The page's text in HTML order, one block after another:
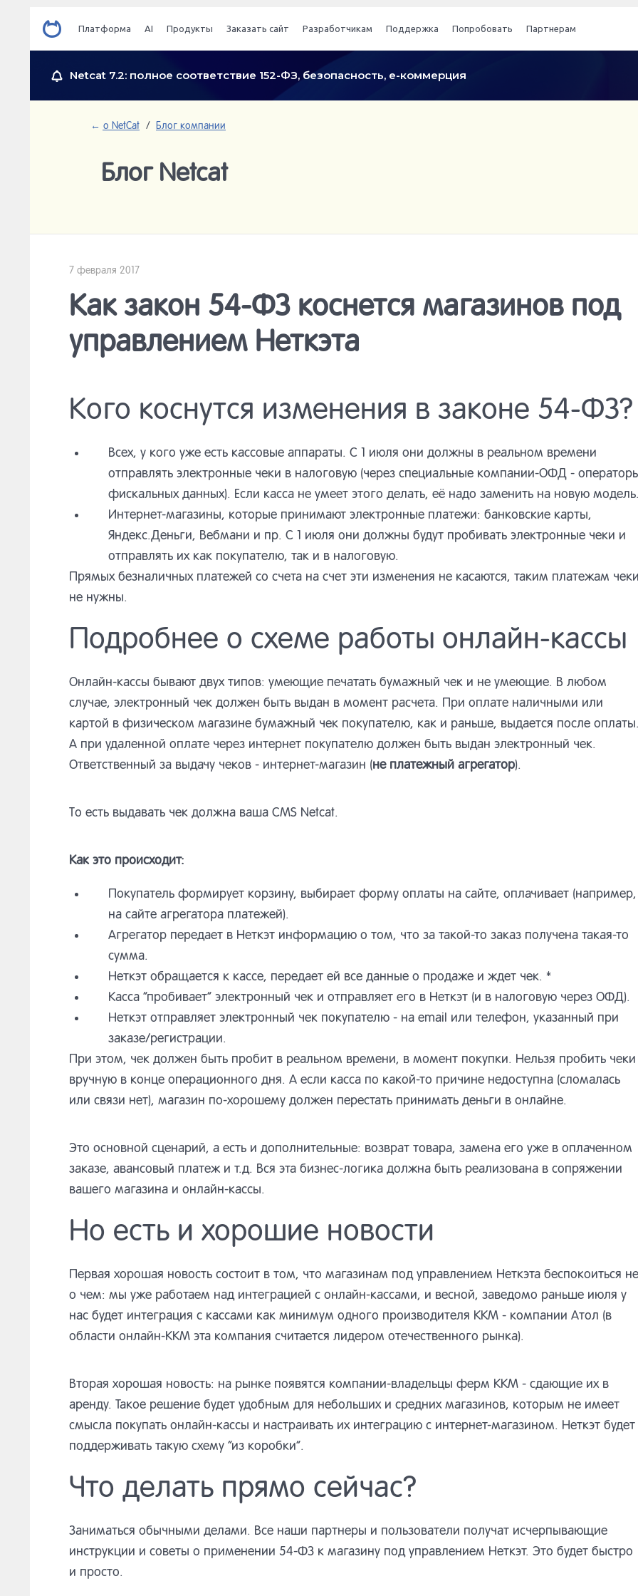
Платформа AI Продукты Заказать сайт Разработчикам Поддержка Попробовать Партнерам
Netcat 7.2: полное соответствие 152-ФЗ, безопасность, е-коммерция
← о NetCat / Блог компании
Блог Netcat
7 февраля 2017
Как закон 54-ФЗ коснется магазинов под
управлением Неткэта
Кого коснутся изменения в законе 54-ФЗ?
Всех, у кого уже есть кассовые аппараты. С 1 июля они должны в реальном времени
отправлять электронные чеки в налоговую (через специальные компании-ОФД -
фискальных данных). Если касса не умеет этого делать, её надо заменить на новую
Интернет-магазины, которые принимают электронные платежи: банковские карты,
Яндекс.Деньги, Вебмани и пр. С 1 июля они должны будут пробивать электронные чеки и
отправлять их как покупателю, так и в налоговую.
Прямых безналичных платежей со счета на счет эти изменения не касаются, таким платежам
не нужны.
Подробнее о схеме работы онлайн-кассы
Онлайн-кассы бывают двух типов: умеющие печатать бумажный чек и не умеющие. В любом
случае, электронный чек должен быть выдан в момент расчета. При оплате наличными или
картой в физическом магазине бумажный чек покупателю, как и раньше, выдается после
А при удаленной оплате через интернет покупателю должен быть выдан электронный чек.
Ответственный за выдачу чеков - интернет-магазин (не платежный агрегатор).
То есть выдавать чек должна ваша CMS Netcat.
Как это происходит:
Покупатель формирует корзину, выбирает форму оплаты на сайте, оплачивает (например,
на сайте агрегатора платежей).
Агрегатор передает в Неткэт информацию о том, что за такой-то заказ получена такая-то
сумма.
Неткэт обращается к кассе, передает ей все данные о продаже и ждет чек. *
Касса “пробивает” электронный чек и отправляет его в Неткэт (и в налоговую через ОФД).
Неткэт отправляет электронный чек покупателю - на email или телефон, указанный при
заказе/регистрации.
При этом, чек должен быть пробит в реальном времени, в момент покупки. Нельзя пробить чеки
вручную в конце операционного дня. А если касса по какой-то причине недоступна (сломалась
или связи нет), магазин по-хорошему должен перестать принимать деньги в онлайне.
Это основной сценарий, а есть и дополнительные: возврат товара, замена его уже в оплаченном
заказе, авансовый платеж и т.д. Вся эта бизнес-логика должна быть реализована в сопряжении
вашего магазина и онлайн-кассы.
Но есть и хорошие новости
Первая хорошая новость состоит в том, что магазинам под управлением Неткэта беспокоиться не
о чем: мы уже работаем над интеграцией с онлайн-кассами, и весной, заведомо раньше июля у
нас будет интеграция с кассами как минимум одного производителя ККМ - компании Атол (в
области онлайн-ККМ эта компания считается лидером отечественного рынка).
Вторая хорошая новость: на рынке появятся компании-владельцы ферм ККМ - сдающие их в
аренду. Такое решение будет удобным для небольших и средних магазинов, которым не имеет
смысла покупать онлайн-кассы и настраивать их интеграцию с интернет-магазином. Неткэт будет
поддерживать такую схему “из коробки”.
Что делать прямо сейчас?
Заниматься обычными делами. Все наши партнеры и пользователи получат исчерпывающие
инструкции и советы о применении 54-ФЗ к магазину под управлением Неткэт. Это будет быстро
и просто.